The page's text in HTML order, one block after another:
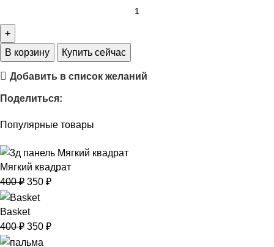
В корзину Купить сейчас
Добавить в список желаний
Поделиться:
Популярные товары
Мягкий квадрат
400₽ 350 ₽
Basket
400₽ 350 ₽